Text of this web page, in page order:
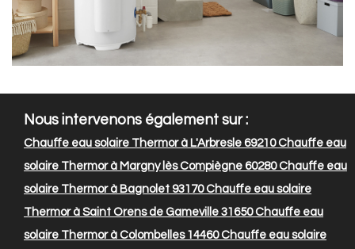
Nous intervenons également sur :
Chauffe eau solaire Thermor à L'Arbresle 69210Chauffe eau
solaire Thermor à Margny lès Compiègne 60280Chauffe eau
solaire Thermor à Bagnolet 93170Chauffe eau solaire
Thermor à Saint Orens de Gameville 31650Chauffe eau
solaire Thermor à Colombelles 14460Chauffe eau solaire